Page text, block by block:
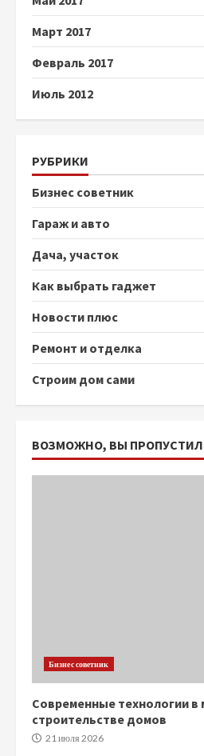
Март 2017
Февраль 2017
Июль 2012
РУБРИКИ
Бизнес советник
Гараж и авто
Дача, участок
Как выбрать гаджет
Новости плюс
Ремонт и отделка
Строим дом сами
ВОЗМОЖНО, ВЫ
Бизнес советник
Современные технологии
строительстве домов
21 июля 2026